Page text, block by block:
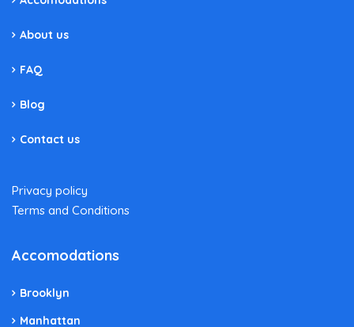
About us
FAQ
Blog
Contact us
Privacy policy
Terms and Conditions
Accomodations
Brooklyn
Manhattan